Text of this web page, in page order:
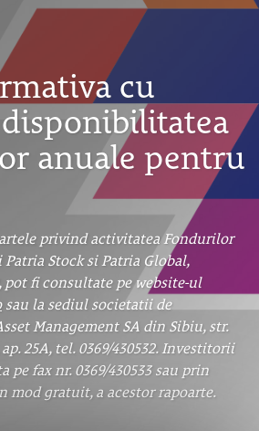
cu
anuale pentru
privind activitatea Fondurilor
Stock si Patria Global,
pot fi consultate pe website-ul
sau la sediul societatii de
Management SA din Sibiu, str.
25A, tel. 0369/430532. Investitorii
fax nr. 0369/430533 sau prin
mod gratuit, a acestor rapoarte.